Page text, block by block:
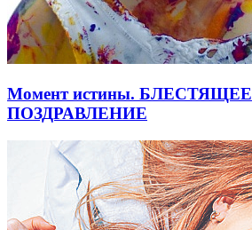
Момент истины. БЛЕСТЯЩЕЕ
ПОЗДРАВЛЕНИЕ